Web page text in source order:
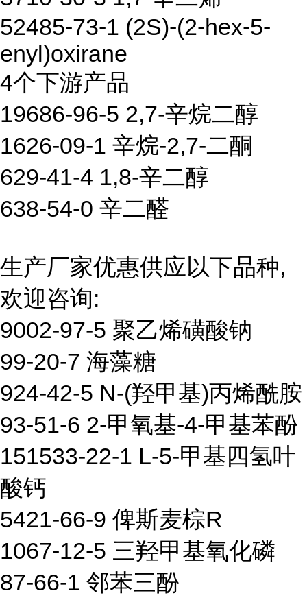
52485-73-1 (2S)-(2-hex-5-
enyl)oxirane
4个下游产品
19686-96-5 2,7-辛烷二醇
1626-09-1 辛烷-2,7-二酮
629-41-4 1,8-辛二醇
638-54-0 辛二醛
生产厂家优惠供应以下品种,
欢迎咨询:
9002-97-5 聚乙烯磺酸钠
99-20-7 海藻糖
924-42-5 N-(羟甲基)丙烯酰胺
93-51-6 2-甲氧基-4-甲基苯酚
151533-22-1 L-5-甲基四氢叶
酸钙
5421-66-9 俾斯麦棕R
1067-12-5 三羟甲基氧化磷
87-66-1 邻苯三酚